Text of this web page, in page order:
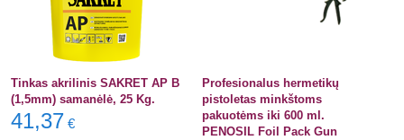
Tinkas akrilinis SAKRET AP B
(1,5mm) samanėlė, 25 Kg.
41,37 €
Profesionalus hermetikų
pistoletas minkštoms
pakuotėms iki 600 ml.
PENOSIL Foil Pack Gun